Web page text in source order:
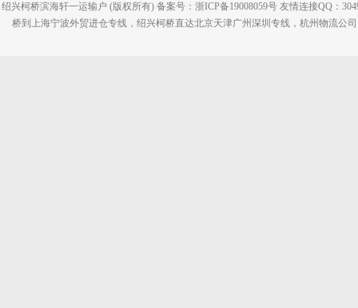
绍兴柯桥滨海轩一运输户 (版权所有) 备案号：浙ICP备19008059号 友情连接QQ：
桥到上海宁波外贸进仓专线，绍兴柯桥直达北京天津广州深圳专线，杭州物流公